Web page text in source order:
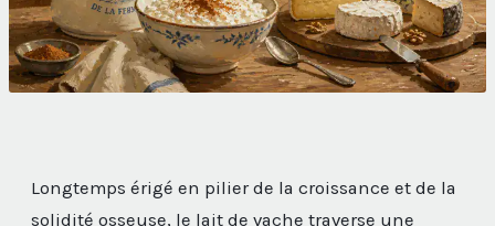
Longtemps érigé en pilier de la croissance et de la
solidité osseuse, le lait de vache traverse une